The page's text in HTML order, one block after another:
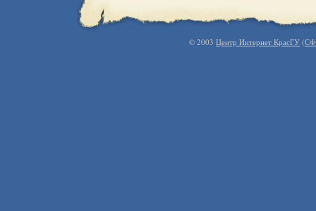
© 2003 Центр Интернет КрасГУ (